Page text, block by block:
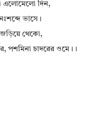
এলোমেলো দিন,
ভাসে।
থেকো,
পশমিনা চাদরের ওমে।।